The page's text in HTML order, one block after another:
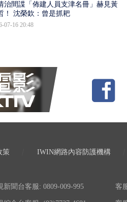
治間諜「佈建人員支津名冊」赫見黃
！ 沈榮欽：曾是抓耙
07-16 20:48
策 IWIN網路內容防護機構
新聞台客服: 0809-009-995 客